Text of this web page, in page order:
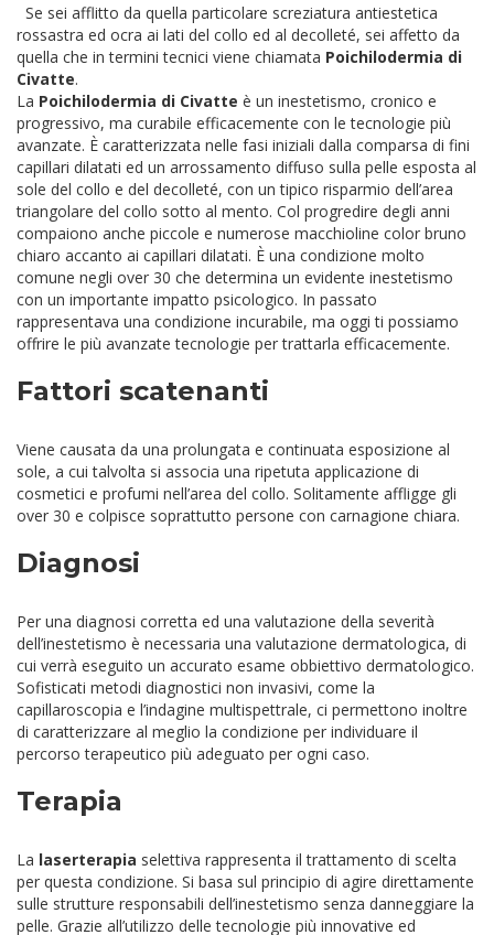
Se sei afflitto da quella particolare screziatura antiestetica
rossastra ed ocra ai lati del collo ed al decolleté, sei affetto da
quella che in termini tecnici viene chiamata Poichilodermia di
Civatte.
La Poichilodermia di Civatte è un inestetismo, cronico e
progressivo, ma curabile efficacemente con le tecnologie più
avanzate. È caratterizzata nelle fasi iniziali dalla comparsa di fini
capillari dilatati ed un arrossamento diffuso sulla pelle esposta al
sole del collo e del decolleté, con un tipico risparmio dell’area
triangolare del collo sotto al mento. Col progredire degli anni
compaiono anche piccole e numerose macchioline color bruno
chiaro accanto ai capillari dilatati. È una condizione molto
comune negli over 30 che determina un evidente inestetismo
con un importante impatto psicologico. In passato
rappresentava una condizione incurabile, ma oggi ti possiamo
offrire le più avanzate tecnologie per trattarla efficacemente.
Fattori scatenanti
Viene causata da una prolungata e continuata esposizione al
sole, a cui talvolta si associa una ripetuta applicazione di
cosmetici e profumi nell’area del collo. Solitamente affligge gli
over 30 e colpisce soprattutto persone con carnagione chiara.
Diagnosi
Per una diagnosi corretta ed una valutazione della severità
dell’inestetismo è necessaria una valutazione dermatologica, di
cui verrà eseguito un accurato esame obbiettivo dermatologico.
Sofisticati metodi diagnostici non invasivi, come la
capillaroscopia e l’indagine multispettrale, ci permettono inoltre
di caratterizzare al meglio la condizione per individuare il
percorso terapeutico più adeguato per ogni caso.
Terapia
La laserterapia selettiva rappresenta il trattamento di scelta
per questa condizione. Si basa sul principio di agire direttamente
sulle strutture responsabili dell’inestetismo senza danneggiare la
pelle. Grazie all’utilizzo delle tecnologie più innovative ed